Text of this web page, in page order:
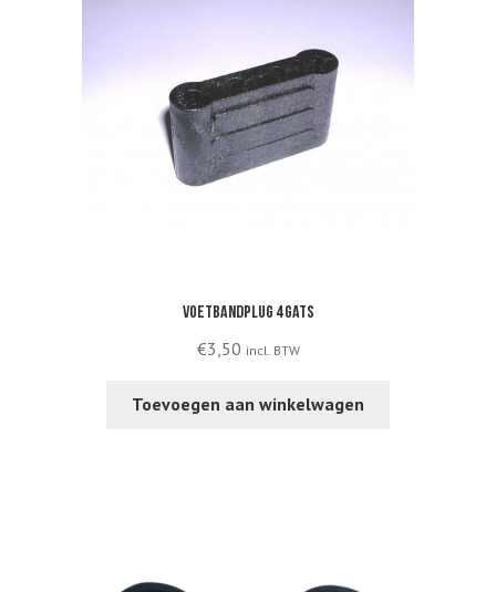
Voetbandplug 4 gats
€3,50 incl. BTW
Toevoegen aan winkelwagen